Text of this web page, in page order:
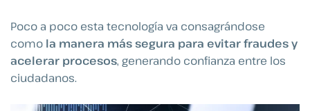
Poco a poco esta tecnología va consagrándose
como la manera más segura para evitar fraudes y
acelerar procesos, generando confianza entre los
ciudadanos.